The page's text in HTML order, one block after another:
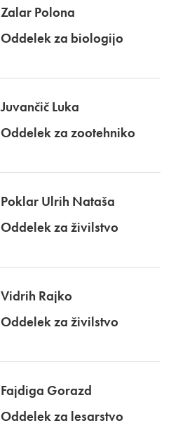
Zalar Polona
Oddelek za biologijo
Juvančič Luka
Oddelek za zootehniko
Poklar Ulrih Nataša
Oddelek za živilstvo
Vidrih Rajko
Oddelek za živilstvo
Fajdiga Gorazd
Oddelek za lesarstvo